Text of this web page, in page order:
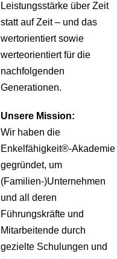
Leistungsstärke über Zeit
statt auf Zeit – und das
wertorientiert sowie
werteorientiert für die
nachfolgenden
Generationen.
Unsere Mission:
Wir haben die
Enkelfähigkeit®-Akademie
gegründet, um
(Familien-)Unternehmen
und all deren
Führungskräfte und
Mitarbeitende durch
gezielte Schulungen und